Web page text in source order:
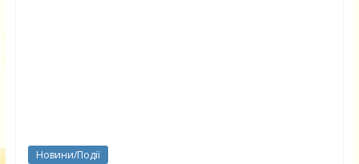
Новини/Події